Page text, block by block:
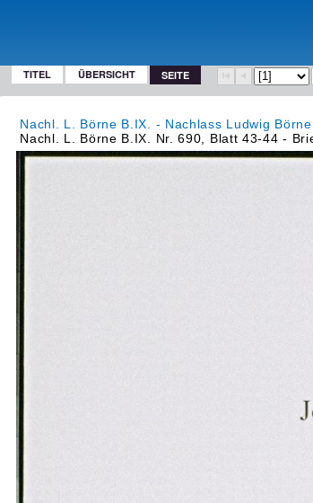
TITEL ÜBERSICHT SEITE
Nachl. L. Börne B.IX. - Nachlass Ludwig
Nachl. L. Börne B.IX. Nr. 690, Blatt 43-44 -